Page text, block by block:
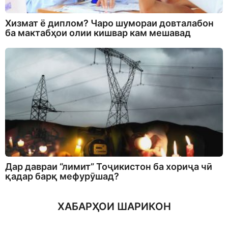
Хизмат ё диплом? Чаро шумораи довталабон
ба мактабҳои олии кишвар кам мешавад
Дар давраи “лимит” Тоҷикистон ба хориҷа чӣ
қадар барқ мефурӯшад?
ХАБАРҲОИ ШАРИКОН